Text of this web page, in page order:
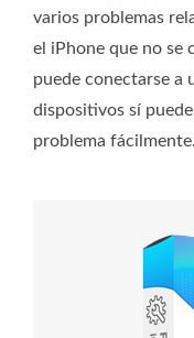
varios problemas
el iPhone que no se
puede conectarse a
dispositivos sí
problema fácilmente.